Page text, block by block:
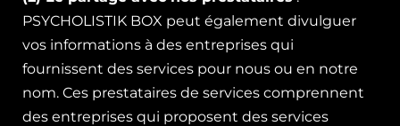
PSYCHOLISTIK BOX peut également divulguer
vos informations à des entreprises qui
fournissent des services pour nous ou en notre
nom. Ces prestataires de services comprennent
des entreprises qui proposent des services